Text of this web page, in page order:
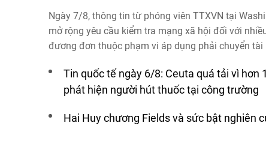
Ngày 7/8, thông tin từ phóng viên TTXVN tại
mở rộng yêu cầu kiểm tra mạng xã hội đối với
đương đơn thuộc phạm vi áp dụng phải chuyển
Tin quốc tế ngày 6/8: Ceuta quá tải vì hơn
phát hiện người hút thuốc tại công trường
Hai Huy chương Fields và sức bật nghiên